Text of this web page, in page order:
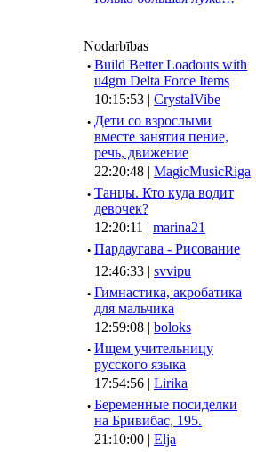
Nodarbības
· Build Better Loadouts with
u4gm Delta Force Items
10:15:53 | CrystalVibe
· Дети со взрослыми
вместе занятия пение,
речь, движение
22:20:48 | MagicMusicRiga
· Танцы. Кто куда водит
девочек?
12:20:11 | marina21
· Пардаугава - Рисование
12:46:33 | svvipu
· Гимнастика, акробатика
для мальчика
12:59:08 | boloks
· Ищем учительницу
русского языка
17:54:56 | Lirika
· Беременные посиделки
на Бривибас, 195.
21:10:00 | Elja